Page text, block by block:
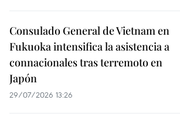
Consulado General de Vietnam en
Fukuoka intensifica la asistencia a
connacionales tras terremoto en
Japón
29/07/2026 13:26